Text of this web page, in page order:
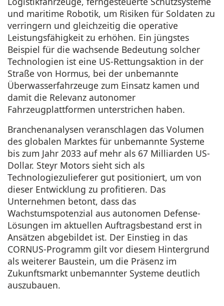
und maritime Robotik, um Risiken für Soldaten zu
verringern und gleichzeitig die operative
Leistungsfähigkeit zu erhöhen. Ein jüngstes
Beispiel für die wachsende Bedeutung solcher
Technologien ist eine US-Rettungsaktion in der
Straße von Hormus, bei der unbemannte
Überwasserfahrzeuge zum Einsatz kamen und
damit die Relevanz autonomer
Fahrzeugplattformen unterstrichen haben.
Branchenanalysen veranschlagen das Volumen
des globalen Marktes für unbemannte Systeme
bis zum Jahr 2033 auf mehr als 67 Milliarden US-
Dollar. Steyr Motors sieht sich als
Technologiezulieferer gut positioniert, um von
dieser Entwicklung zu profitieren. Das
Unternehmen betont, dass das
Wachstumspotenzial aus autonomen Defense-
Lösungen im aktuellen Auftragsbestand erst in
Ansätzen abgebildet ist. Der Einstieg in das
CORNUS-Programm gilt vor diesem Hintergrund
als weiterer Baustein, um die Präsenz im
Zukunftsmarkt unbemannter Systeme deutlich
auszubauen.